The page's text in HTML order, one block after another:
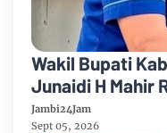
Wakil Bupati
Junaidi H Mahir
Partai Demikrat
Jambi24Jam
Sept 05, 2026